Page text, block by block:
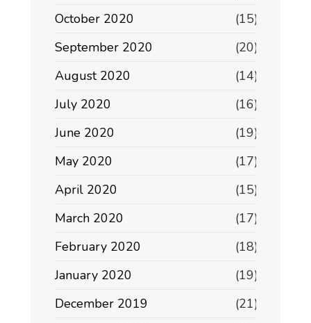
October 2020
(15)
September 2020
(20)
August 2020
(14)
July 2020
(16)
June 2020
(19)
May 2020
(17)
April 2020
(15)
March 2020
(17)
February 2020
(18)
January 2020
(19)
December 2019
(21)